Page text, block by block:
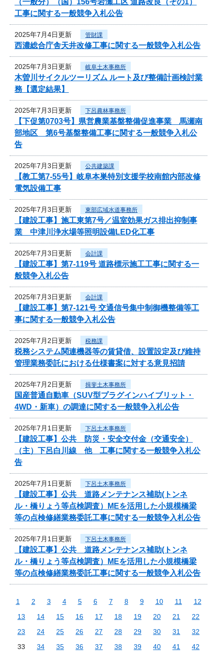
工事に関する一般競争入札公告
2025年7月4日更新 管財課
西濃総合庁舎天井改修工事に関する一般競争入札公告
2025年7月3日更新 岐阜土木事務所
木曽川サイクルツーリズム ルート及び整備計画検討業
務【選定結果】
2025年7月3日更新 下呂農林事務所
【下促第0703号】県営農業基盤整備促進事業 馬瀬南
部地区 第6号基盤整備工事に関する一般競争入札公
告
2025年7月3日更新 公共建築課
【教工第7-55号】岐阜本巣特別支援学校南館内部改修
電気設備工事
2025年7月3日更新 東部広域水道事務所
【建設工事】施工東第7号／温室効果ガス排出抑制事
業 中津川浄水場等照明設備LED化工事
2025年7月3日更新 会計課
【建設工事】第7-119号 道路標示施工工事に関する一
般競争入札公告
2025年7月3日更新 会計課
【建設工事】第7-121号 交通信号集中制御機整備等工
事に関する一般競争入札公告
2025年7月2日更新 税務課
税務システム関連機器等の賃貸借、設置設定及び維持
管理業務委託における仕様書案に対する意見招請
2025年7月2日更新 揖斐土木事務所
国産普通自動車（SUV型プラグインハイブリット・
4WD・新車）の調達に関する一般競争入札公告
2025年7月1日更新 下呂土木事務所
【建設工事】公共 防災・安全交付金（交通安全）
（主）下呂白川線 他 工事に関する一般競争入札公
告
2025年7月1日更新 下呂土木事務所
【建設工事】公共 道路メンテナンス補助(トンネ
ル・橋りょう等点検調査）MEを活用した小規模橋梁
等の点検修繕業務委託工事に関する一般競争入札公告
2025年7月1日更新 下呂土木事務所
【建設工事】公共 道路メンテナンス補助(トンネ
ル・橋りょう等点検調査）MEを活用した小規模橋梁
等の点検修繕業務委託工事に関する一般競争入札公告
1 2 3 4 5 6 7 8 9 10 11
12
13
14 15 16 17 18 19 20 21
22
23
24 25 26 27 28 29 30 31
32
33
34 35 36 37 38 39 40 41
42